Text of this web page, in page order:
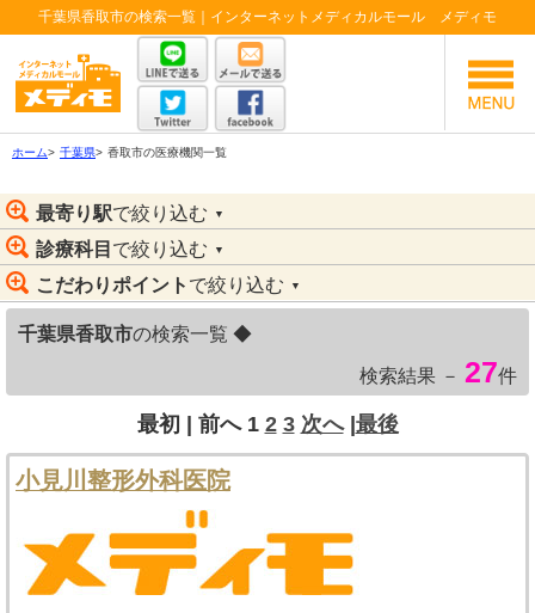
千葉県香取市の検索一覧｜インターネットメディカルモール メディモ
ホーム> 千葉県> 香取市の医療機関一覧
最寄り駅で絞り込む ▼
診療科目 で絞り込む ▼
こだわりポイント で絞り込む ▼
千葉県香取市の検索一覧 ◆
検索結果 － 27件
最初 | 前へ 1 2 3 次へ|最後
小見川整形外科医院